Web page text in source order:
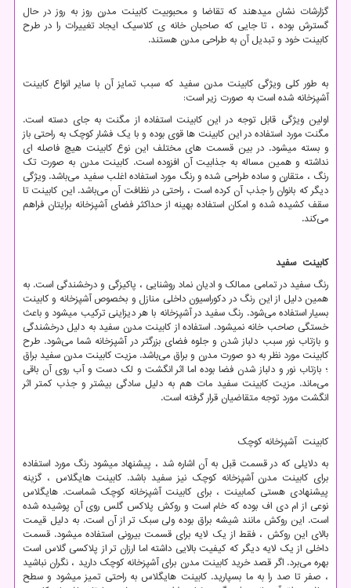
گزارشات نشان میدهند که تقاضا و محبوبیت کابینت مدرن روز به روز در حال
گسترش بوده ، تا جایی که صاحبان خانه‌ ی کلاسیک ایجاد تغییرات را در طرح
کابینت خود و تبدیل آن به طراحی مدرن هستند.
به طور کلی ویژگی کابینت مدرن سفید که سبب تمایز آن با سایر انواع کابینت
آشپزخانه شده است به صورت زیر است:
اولین ویژگی قابل توجه در این کابینت استفاده از مگنت به جای دسته است.
مگنت مورد استفاده در این کابینت ها قوی بوده و با یک فشار کوچک به راحتی باز
و بسته میشود. در بین قسمت‌ های مختلف این نوع کابینت هیچ فاصله ای
نداشته و همین مساله به جذابیت آن افزوده است. کابینت مدرن به صورت تک
رنگ ، متقارن و ساده طراحی شده و رنگ مورد استفاده اغلب سفید می‌باشد. ویژگی
دیگر که بانوان را جذب آن کرده است ، راحتی در نظافت آن می‌باشد. این کابینت تا
سقف کشیده شده و امکان استفاده بهینه از حداکثر فضای آشپزخانه برایتان فراهم
می‌کند.
کابینت سفید
رنگ سفید در تمامی ممالک و ادیان نماد روشنایی ، پاکیزگی و درخشندگی است. به
همین دلیل از این رنگ در دکوراسیون داخلی منازل و بخصوص آشپزخانه و کابینت
بسیار استفاده می‌شود. رنگ سفید در آشپزخانه با هر دیزاینی ترکیب میشود و باعث
خستگی صاحب خانه نمیشود. استفاده از کابینت مدرن سفید به دلیل درخشندگی
و بازتاب نور سبب دلباز شدن و جلوه فضای بزرگتر در آشپزخانه شما می‌شود. طرح
کابینت مورد نظر به دو صورت مدرن و براق می‌باشد. مزیت کابینت مدرن سفید براق
؛ بازتاب نور و دلباز شدن فضا بوده اما اثر انگشت و لک دست و آب روی آن باقی
می‌ماند. مزیت کابینت سفید مات هم به دلیل سادگی بیشتر و جذب کمتر اثر
انگشت مورد توجه متقاضیان قرار گرفته است.
کابینت آشپزخانه کوچک
به دلایلی که در قسمت قبل به آن اشاره شد ، پیشنهاد میشود رنگ مورد استفاده
برای کابینت مدرن آشپزخانه کوچک نیز سفید باشد. کابینت هایگلاس ، گزینه
پیشنهادی هستی کمابینت ، برای کابینت آشپزخانه کوچک شماست. هایگلاس
نوعی از ام دی اف بوده که خام است و روکش پلاکس گلس روی آن پوشیده شده
است. این روکش مانند شیشه براق بوده ولی سبک تر از آن است. به دلیل قیمت
بالای این روکش ، فقط از یک لایه برای قسمت بیرونی استفاده میشود. قسمت
داخلی از یک لایه دیگر که کیفیت بالایی داشته اما ارزان تر از پلاکسی گلاس است
بهره می‌برد. اگر قصد خرید کابینت مدرن برای آشپزخانه کوچک دارید ، نگران نباشید
، صفر تا صد را به ما بسپارید. کابینت هایگلاس به راحتی تمیز میشود و سطح